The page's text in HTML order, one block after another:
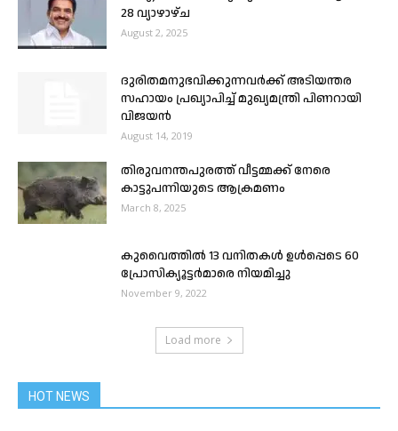
28 വ്യാഴാഴ്ച
August 2, 2025
ദുരിതമനുഭവിക്കുന്നവർക്ക് അടിയന്തര
സഹായം പ്രഖ്യാപിച്ച് മുഖ്യമന്ത്രി പിണറായി
വിജയൻ
August 14, 2019
തിരുവനന്തപുരത്ത് വീട്ടമ്മക്ക് നേരെ
കാട്ടുപന്നിയുടെ ആക്രമണം
March 8, 2025
കുവൈത്തിൽ 13 വനിതകൾ ഉൾപ്പെടെ 60
പ്രോസിക്യൂട്ടർമാരെ നിയമിച്ചു
November 9, 2022
Load more
HOT NEWS